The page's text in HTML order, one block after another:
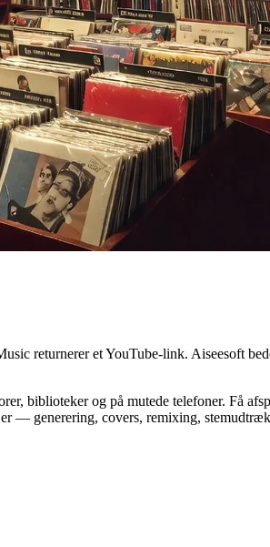
returnerer et YouTube-link. Aiseesoft
biblioteker og på mutede telefoner. Få
covers, remixing,